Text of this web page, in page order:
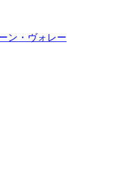
ン・ヴォレー